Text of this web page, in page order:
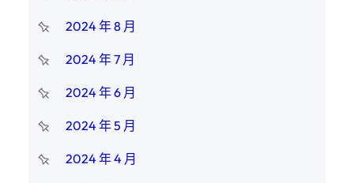
2024 年 8 月
2024 年 7 月
2024 年 6 月
2024 年 5 月
2024 年 4 月